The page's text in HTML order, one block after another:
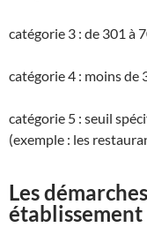
catégorie 3 : de 301 à
catégorie 4 : moins de
catégorie 5 : seuil
(exemple : les
Les